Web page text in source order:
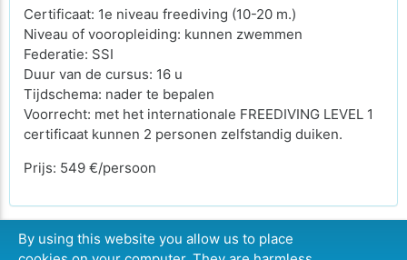
Certificaat: 1e niveau freediving (10-20 m.)
Niveau of vooropleiding: kunnen zwemmen
Federatie: SSI
Duur van de cursus: 16 u
Tijdschema: nader te bepalen
Voorrecht: met het internationale FREEDIVING LEVEL 1
certificaat kunnen 2 personen zelfstandig duiken.
Prijs: 549 €/persoon
By using this website you allow us to place